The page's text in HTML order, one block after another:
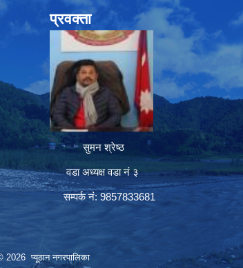
प्रवक्ता
सुमन श्रेष्ठ
वडा अध्यक्ष वडा नं ३
सम्पर्क नं: 9857833681
2026 प्यूठान नगरपालिका